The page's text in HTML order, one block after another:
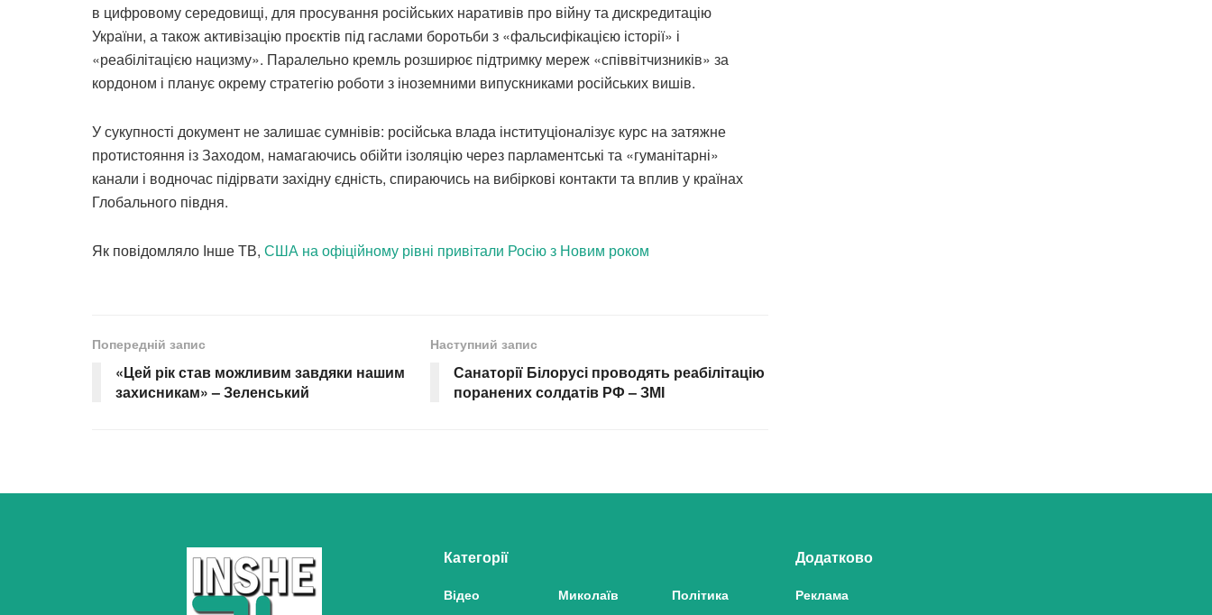
в цифровому середовищі, для просування російських наративів про війну та дискредитацію
України, а також активізацію проєктів під гаслами боротьби з «фальсифікацією історії» і
«реабілітацією нацизму». Паралельно кремль розширює підтримку мереж «співвітчизників» за
кордоном і планує окрему стратегію роботи з іноземними випускниками російських вишів.
У сукупності документ не залишає сумнівів: російська влада інституціоналізує курс на затяжне
протистояння із Заходом, намагаючись обійти ізоляцію через парламентські та «гуманітарні»
канали і водночас підірвати західну єдність, спираючись на вибіркові контакти та вплив у країнах
Глобального півдня.
Як повідомляло Інше ТВ, США на офіційному рівні привітали Росію з Новим роком
Попередній запис
«Цей рік став можливим завдяки нашим
захисникам» – Зеленський
Наступний запис
Санаторії Білорусі проводять реабілітацію
поранених солдатів РФ – ЗМІ
Категорії
Відео
Миколаїв
Політика
Додатково
Реклама